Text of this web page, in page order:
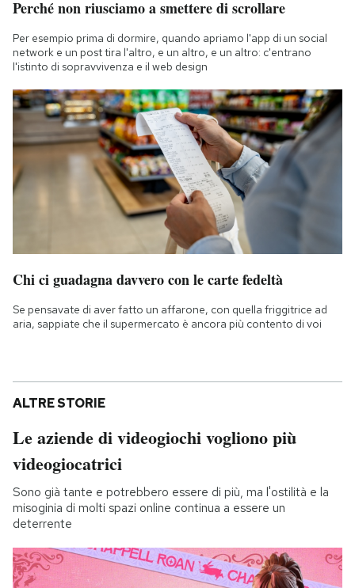
Perché non riusciamo a smettere di scrollare
Per esempio prima di dormire, quando apriamo l'app di un social
network e un post tira l'altro, e un altro, e un altro: c'entrano
l'istinto di sopravvivenza e il web design
Chi ci guadagna davvero con le carte fedeltà
Se pensavate di aver fatto un affarone, con quella friggitrice ad
aria, sappiate che il supermercato è ancora più contento di voi
ALTRE STORIE
Le aziende di videogiochi vogliono più
videogiocatrici
Sono già tante e potrebbero essere di più, ma l'ostilità e la
misoginia di molti spazi online continua a essere un
deterrente